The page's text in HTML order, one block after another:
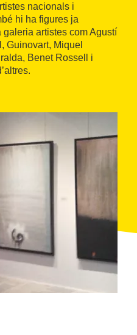
nacionals i
hi ha figures ja
artistes com Agustí
Guinovart, Miquel
Benet Rossell i